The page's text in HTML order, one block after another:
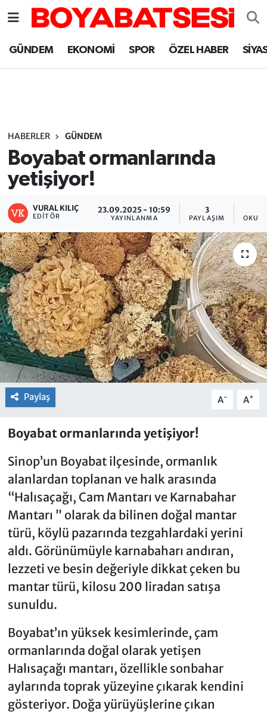
GÜNDEM EKONOMİ SPOR ÖZEL HABER
HABERLER GÜNDEM
Boyabat ormanlarında
yetişiyor!
VURAL KILIÇ
EDITÖR
23.09.2025 - 10:59
YAYINLANMA
3
PAYLAŞIM
Paylaş A- A+
Boyabat ormanlarında yetişiyor!
Sinop’un Boyabat ilçesinde, ormanlık
alanlardan toplanan ve halk arasında
“Halısaçağı, Cam Mantarı ve Karnabahar
Mantarı ” olarak da bilinen doğal mantar
türü, köylü pazarında tezgahlardaki yerini
aldı. Görünümüyle karnabaharı andıran,
lezzeti ve besin değeriyle dikkat çeken bu
mantar türü, kilosu 200 liradan satışa
sunuldu.
Boyabat’ın yüksek kesimlerinde, çam
ormanlarında doğal olarak yetişen
Halısaçağı mantarı, özellikle sonbahar
aylarında toprak yüzeyine çıkarak kendini
gösteriyor. Doğa yürüyüşlerine çıkan
Sinop Nöbetçi Eczaneler
Sinop Trafik Yoğunluk Haritası
Süper Lig Puan Durumu ve Fikstür
Haber Arşivi